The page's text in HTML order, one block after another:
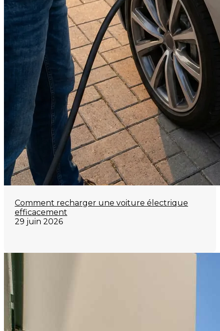
Comment recharger une voiture électrique
efficacement
29 juin 2026